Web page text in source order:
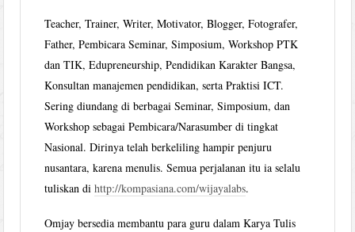
Teacher, Trainer, Writer, Motivator, Blogger, Fotografer,
Father, Pembicara Seminar, Simposium, Workshop PTK
dan TIK, Edupreneurship, Pendidikan Karakter Bangsa,
Konsultan manajemen pendidikan, serta Praktisi ICT.
Sering diundang di berbagai Seminar, Simposium, dan
Workshop sebagai Pembicara/Narasumber di tingkat
Nasional. Dirinya telah berkeliling hampir penjuru
nusantara, karena menulis. Semua perjalanan itu ia selalu
tuliskan dihttp://kompasiana.com/wijayalabs.
Omjay bersedia membantu para guru dalam Karya Tulis